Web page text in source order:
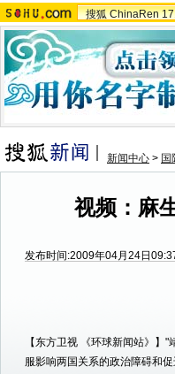
搜狐 ChinaRen
新闻中心 > 国
视频：麻
发布时间:2009年04月24日
【东方卫视 《环球新闻站》】
服影响两国关系的政治障碍和